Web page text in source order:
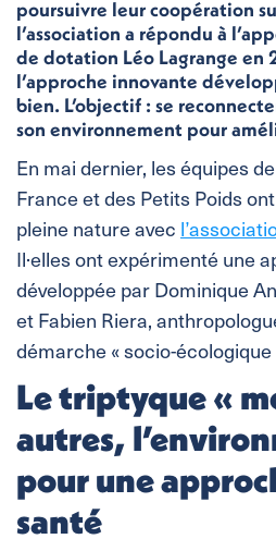
poursuivre leur coopération
l’association a répondu à
de dotation Léo Lagrange en
l’approche innovante
bien. L’objectif : se
son environnement pour
En mai dernier, les équipes
France et des Petits Poids
pleine nature avec
Il·elles ont expérimenté une
développée par Dominique
et Fabien Riera,
démarche « socio-écologique
Le triptyque «
autres,
pour une
santé